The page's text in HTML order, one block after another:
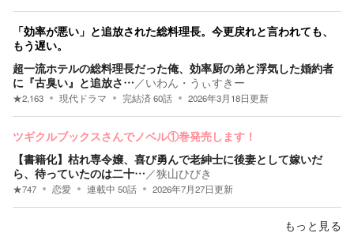
「効率が悪い」と追放された総料理長。今更戻れと言われても、
もう遅い。
超一流ホテルの総料理長だった俺、効率厨の弟と浮気した婚約者
に『古臭い』と追放さ… ／いわん・うぃすきー
★2,163 現代ドラマ 完結済60話 2026年3月18日更新
ツギクルブックスさんでノベル①巻発売します！
【書籍化】枯れ専令嬢、喜び勇んで老紳士に後妻として嫁いだ
ら、待っていたのは二十… ／狭山ひびき
★747 恋愛 連載中 50話 2026年7月27日更新
もっと見る